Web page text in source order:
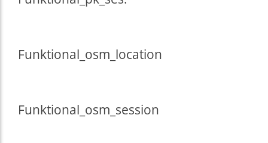
Funktional _osm_location
Funktional _osm_session